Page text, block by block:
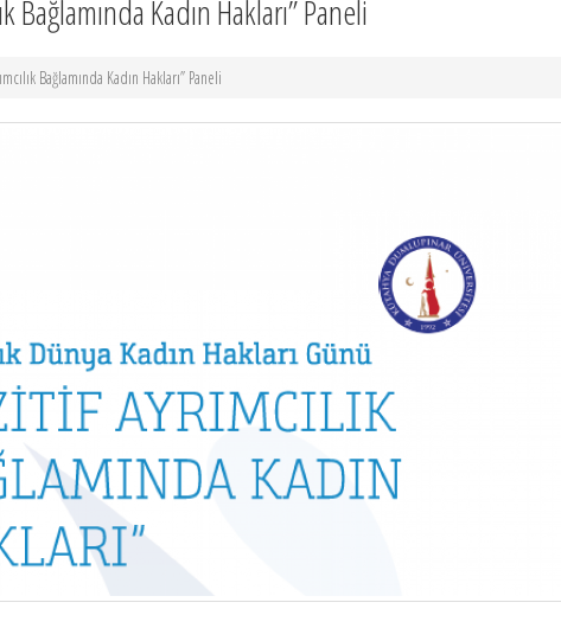
Bağlamında Kadın Hakları” Paneli
Bağlamında Kadın Hakları” Paneli